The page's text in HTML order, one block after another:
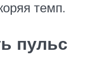
темп.
пульс